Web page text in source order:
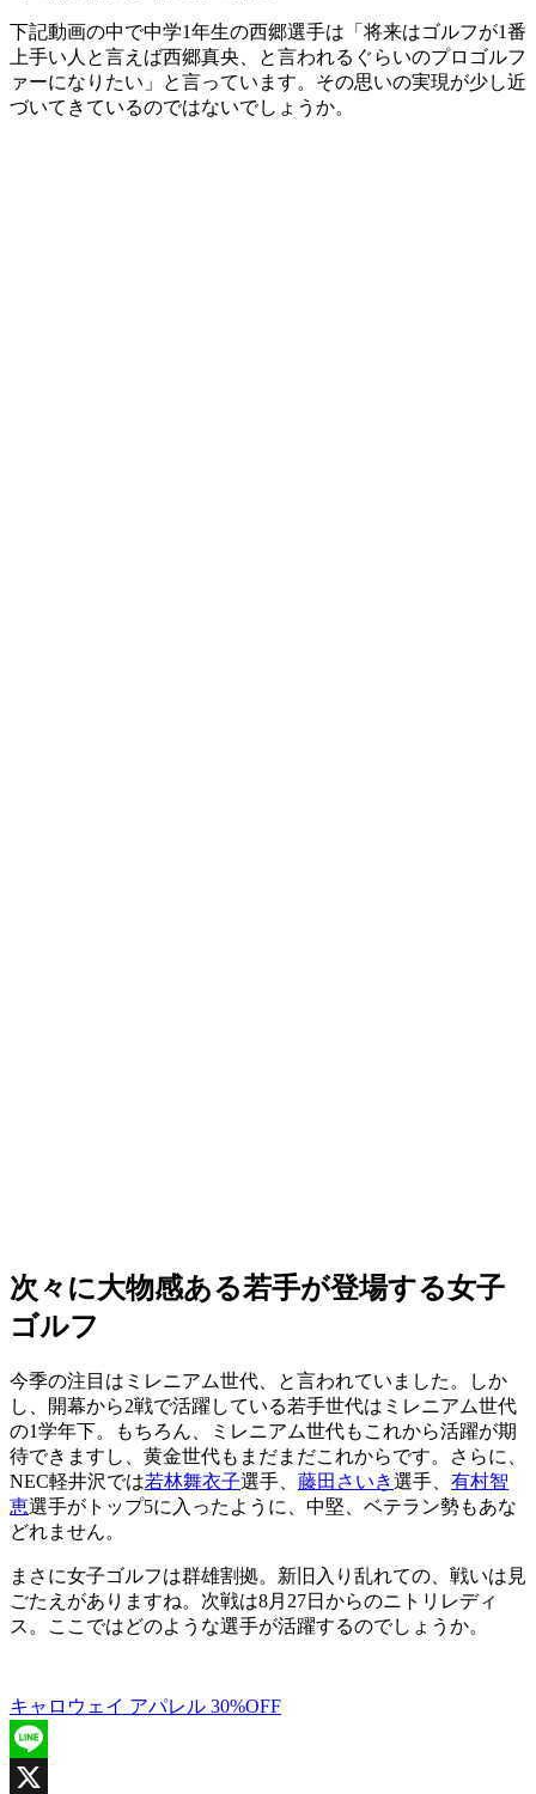
下記動画の中で中学1年生の西郷選手は「将来はゴルフが1番
上手い人と言えば西郷真央、と言われるぐらいのプロゴルフ
ァーになりたい」と言っています。その思いの実現が少し近
づいてきているのではないでしょうか。
次々に大物感ある若手が登場する女子
ゴルフ
今季の注目はミレニアム世代、と言われていました。しか
し、開幕から2戦で活躍している若手世代はミレニアム世代
の1学年下。もちろん、ミレニアム世代もこれから活躍が期
待できますし、黄金世代もまだまだこれからです。さらに、
NEC軽井沢では若林舞衣子選手、 藤田さいき選手、 有村智
恵選手がトップ5に入ったように、中堅、ベテラン勢もあな
どれません。
まさに女子ゴルフは群雄割拠。新旧入り乱れての、戦いは見
ごたえがありますね。次戦は8月27日からのニトリレディ
ス。ここではどのような選手が活躍するのでしょうか。
キャロウェイ アパレル 30%OFF
Line